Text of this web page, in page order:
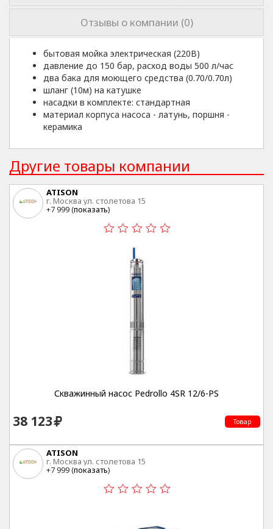
Отзывы о компании (0)
бытовая мойка электрическая (220В)
давление до 150 бар, расход воды 500 л/час
два бака для моющего средства (0.70/0.70л)
шланг (10м) на катушке
насадки в комплекте: стандартная
материал корпуса насоса - латунь, поршня -
керамика
Другие товары компании
ATISON
г. Москва ул. столетова 15
+7 999 (показать)
Скважинный насос Pedrollo 4SR 12/6-PS
38 123 Товар
ATISON
г. Москва ул. столетова 15
+7 999 (показать)